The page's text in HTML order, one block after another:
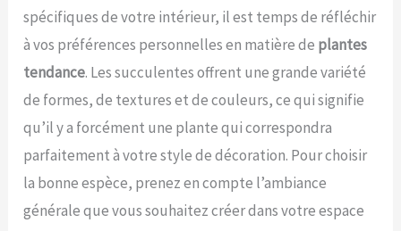
spécifiques de votre intérieur, il est temps de réfléchir
à vos préférences personnelles en matière de plantes
tendance. Les succulentes offrent une grande variété
de formes, de textures et de couleurs, ce qui signifie
qu’il y a forcément une plante qui correspondra
parfaitement à votre style de décoration. Pour choisir
la bonne espèce, prenez en compte l’ambiance
générale que vous souhaitez créer dans votre espace